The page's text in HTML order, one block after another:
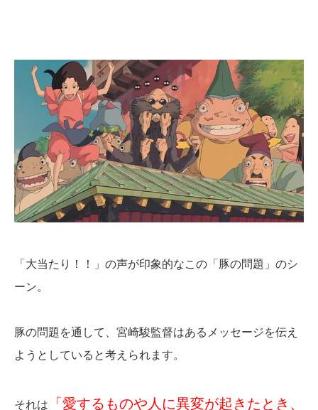
「大当たり！！」の声が印象的なこの「豚の問題」のシ
ーン。
豚の問題を通して、宮崎駿監督はあるメッセージを伝え
ようとしていると考えられます。
それは 「愛するものや人に異変が起きたとき、